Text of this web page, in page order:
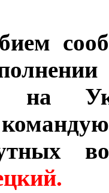
на